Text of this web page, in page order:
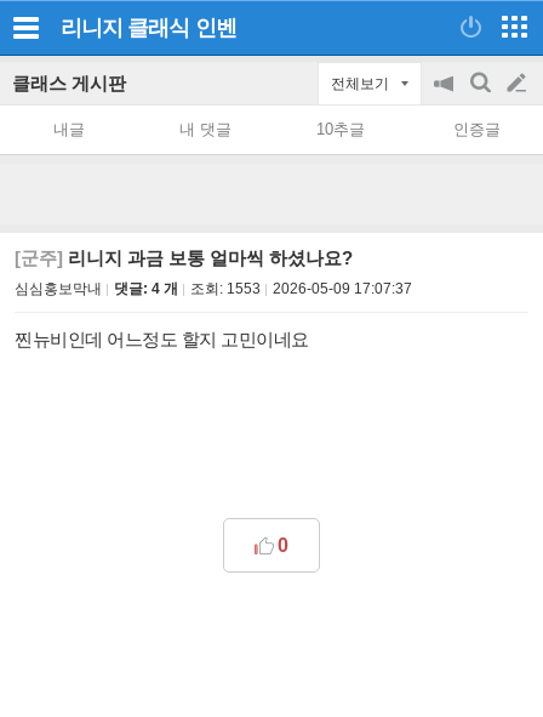
리니지 클래식 인벤
클래스 게시판 전체보기
공
on/off
검
색
글
쓰
내글 내 댓글 10추글 인증글
[군주] 리니지 과금 보통 얼마씩 하셨나요?
심심홍보막내 댓글: 4 개 조회: 1553 2026-05-09 17:07:37
찐뉴비인데 어느정도 할지 고민이네요
0